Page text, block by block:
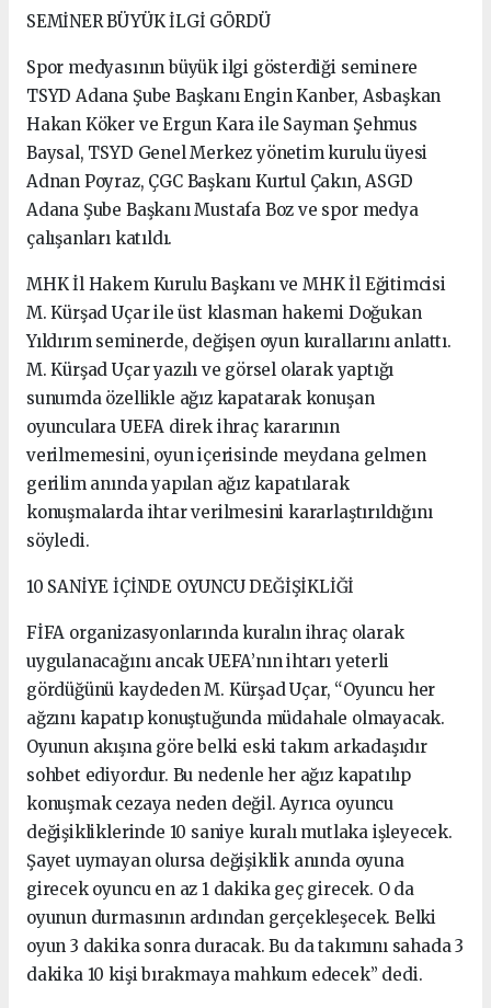
SEMİNER BÜYÜK İLGİ GÖRDÜ
Spor medyasının büyük ilgi gösterdiği seminere
TSYD Adana Şube Başkanı Engin Kanber, Asbaşkan
Hakan Köker ve Ergun Kara ile Sayman Şehmus
Baysal, TSYD Genel Merkez yönetim kurulu üyesi
Adnan Poyraz, ÇGC Başkanı Kurtul Çakın, ASGD
Adana Şube Başkanı Mustafa Boz ve spor medya
çalışanları katıldı.
MHK İl Hakem Kurulu Başkanı ve MHK İl Eğitimcisi
M. Kürşad Uçar ile üst klasman hakemi Doğukan
Yıldırım seminerde, değişen oyun kurallarını anlattı.
M. Kürşad Uçar yazılı ve görsel olarak yaptığı
sunumda özellikle ağız kapatarak konuşan
oyunculara UEFA direk ihraç kararının
verilmemesini, oyun içerisinde meydana gelmen
gerilim anında yapılan ağız kapatılarak
konuşmalarda ihtar verilmesini kararlaştırıldığını
söyledi.
10 SANİYE İÇİNDE OYUNCU DEĞİŞİKLİĞİ
FİFA organizasyonlarında kuralın ihraç olarak
uygulanacağını ancak UEFA’nın ihtarı yeterli
gördüğünü kaydeden M. Kürşad Uçar, “Oyuncu her
ağzını kapatıp konuştuğunda müdahale olmayacak.
Oyunun akışına göre belki eski takım arkadaşıdır
sohbet ediyordur. Bu nedenle her ağız kapatılıp
konuşmak cezaya neden değil. Ayrıca oyuncu
değişikliklerinde 10 saniye kuralı mutlaka işleyecek.
Şayet uymayan olursa değişiklik anında oyuna
girecek oyuncu en az 1 dakika geç girecek. O da
oyunun durmasının ardından gerçekleşecek. Belki
oyun 3 dakika sonra duracak. Bu da takımını sahada 3
dakika 10 kişi bırakmaya mahkum edecek” dedi.